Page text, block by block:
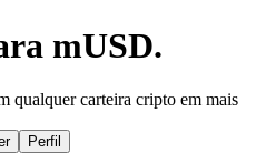
mUSD.
qualquer carteira cripto em mais
Perfil